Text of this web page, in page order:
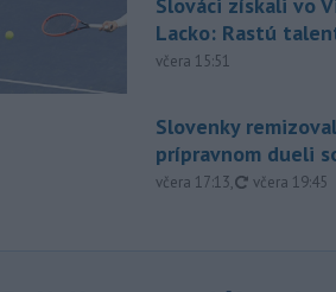
Lacko: Rastú
včera 15:51
Slovenky
prípravnom dueli
včera 17:13, aktualizované
včera 19:45